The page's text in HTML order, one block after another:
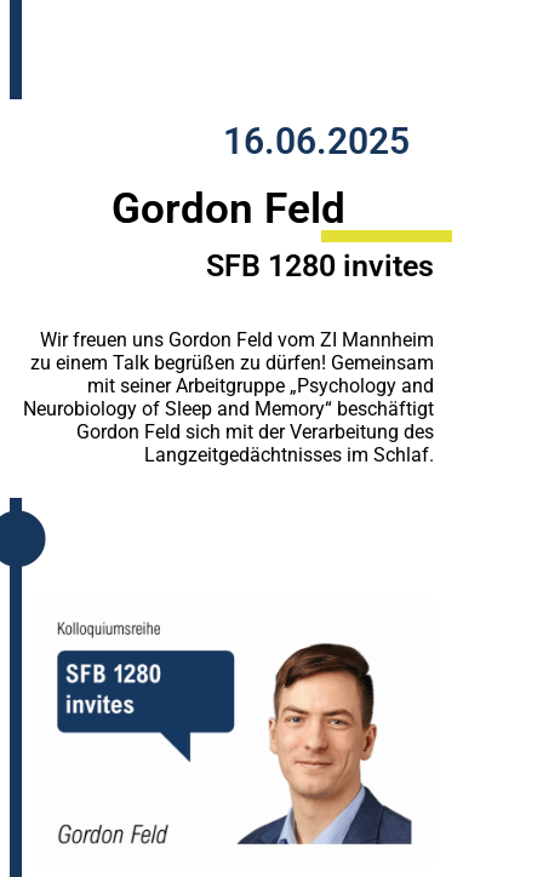
16.06.2025
Gordon Feld
SFB 1280 invites
Wir freuen uns Gordon Feld vom ZI Mannheim
zu einem Talk begrüßen zu dürfen! Gemeinsam
mit seiner Arbeitgruppe „Psychology and
Neurobiology of Sleep and Memory“ beschäftigt
Gordon Feld sich mit der Verarbeitung des
Langzeitgedächtnisses im Schlaf.